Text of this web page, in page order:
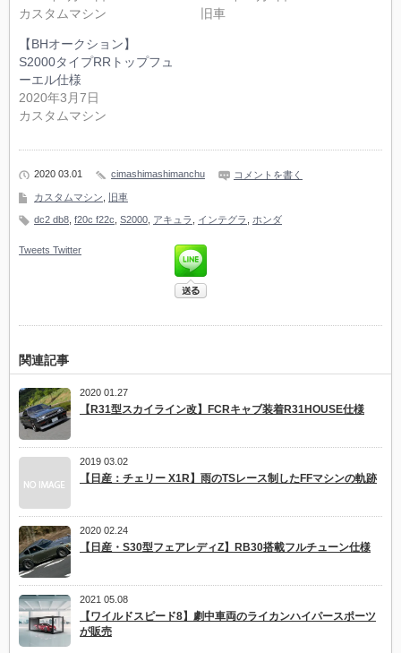
カスタムマシン
旧車
【BHオークション】
S2000タイプRRトップフュ
ーエル仕様
2020年3月7日
カスタムマシン
2020 03.01 cimashimashimanchu コメントを書く
カスタムマシン 旧車
dc2 db8 f20c f22c S2000 アキュラ インテグラ ホンダ
Tweets Twitter
関連記事
2020 01.27
【R31型スカイライン改】FCRキャブ装着R31HOUSE仕様
2019 03.02
【日産：チェリー X1R】雨のTSレース制したFFマシンの軌跡
2020 02.24
【日産・S30型フェアレディZ】RB30搭載フルチューン仕様
2021 05.08
【ワイルドスピード8】劇中車両のライカンハイパースポーツ
が販売